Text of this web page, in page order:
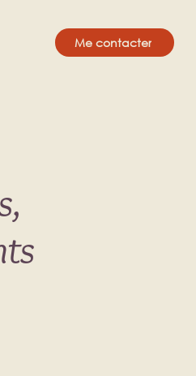
Me contacter